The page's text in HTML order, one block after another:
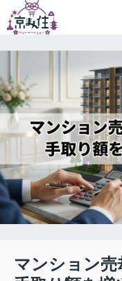
マンション売